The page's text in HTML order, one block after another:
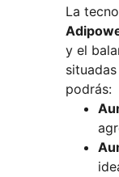
La
y el
podrás: